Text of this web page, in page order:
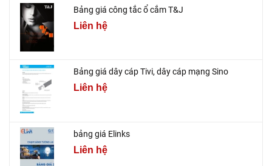
Bảng giá công tắc ổ cắm T&J
Liên hệ
Bảng giá dây cáp Tivi, dây cáp mạng Sino
Liên hệ
bảng giá Elinks
Liên hệ